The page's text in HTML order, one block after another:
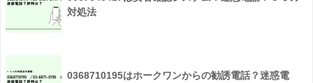
対処法
0368710195はホークワンからの勧誘電話？迷惑電